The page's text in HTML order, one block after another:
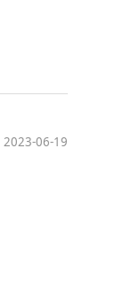
2023-06-19